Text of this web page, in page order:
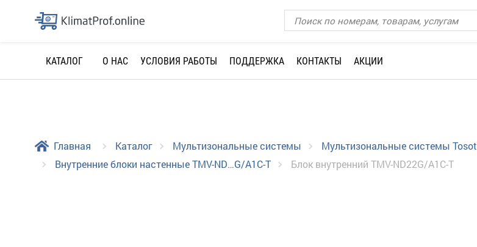
КАТАЛОГ О НАС УСЛОВИЯ РАБОТЫ ПОДДЕРЖКА КОНТАКТЫ АКЦИИ
Главная Каталог Мультизональные системы Мультизональные системы Tosot
Внутренние блоки настенные TMV-ND…G/A1C-T
Блок внутренний TMV-ND22G/A1C-T